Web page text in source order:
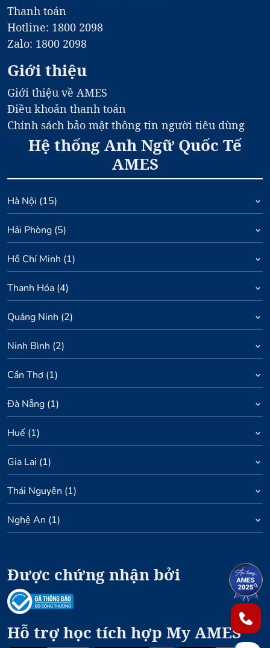
Thanh toán
Hotline: 1800 2098
Zalo: 1800 2098
Giới thiệu
Giới thiệu về AMES
Điều khoản thanh toán
Chính sách bảo mật thông tin người tiêu dùng
Hệ thống Anh Ngữ Quốc Tế
AMES
Hà Nội (15)
Hải Phòng (5)
Hồ Chí Minh (1)
Thanh Hóa (4)
Quảng Ninh (2)
Ninh Bình (2)
Cần Thơ (1)
Đà Nẵng (1)
Huế (1)
Gia Lai (1)
Thái Nguyên (1)
Nghệ An (1)
Được chứng nhận bởi
Hỗ trợ học tích hợp My AMES